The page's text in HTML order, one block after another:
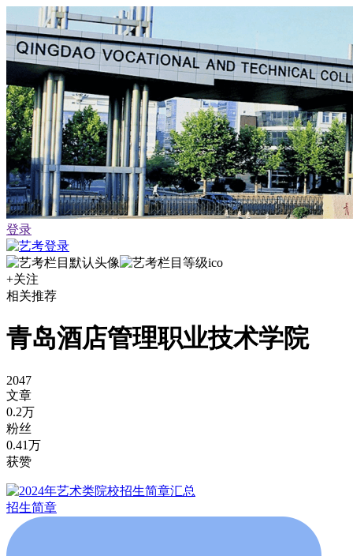
登录
+关注
相关推荐
青岛酒店管理职业技术学院
2047
文章
0.2万
粉丝
0.41万
获赞
招生简章